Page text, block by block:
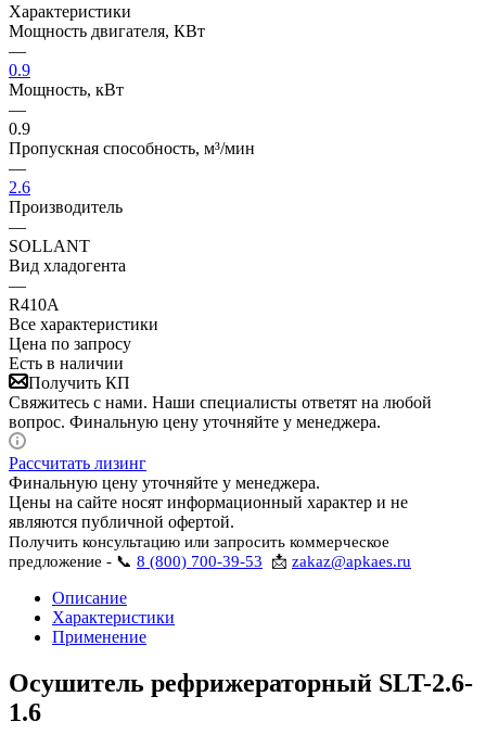
Характеристики
Мощность двигателя, КВт
—
0.9
Мощность, кВт
—
0.9
Пропускная способность, м³/мин
—
2.6
Производитель
—
SOLLANT
Вид хладогента
—
R410A
Все характеристики
Цена по запросу
Есть в наличии
Получить КП
Свяжитесь с нами. Наши специалисты ответят на любой
вопрос. Финальную цену уточняйте у менеджера.
Рассчитать лизинг
Финальную цену уточняйте у менеджера.
Цены на сайте носят информационный характер и не
являются публичной офертой.
Получить консультацию или запросить коммерческое
предложение - 📞 8 (800) 700-39-53 📩 zakaz@apkaes.ru
Описание
Характеристики
Применение
Осушитель рефрижераторный SLT-2.6-
1.6